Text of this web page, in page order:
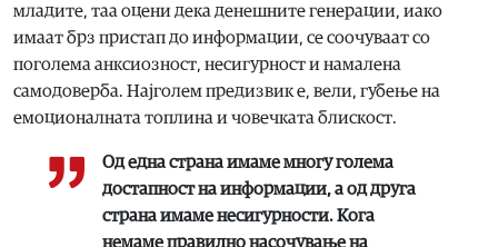
младите, таа оцени дека денешните генерации, иако
имаат брз пристап до информации, се соочуваат со
поголема анксиозност, несигурност и намалена
самодоверба. Најголем предизвик е, вели, губење на
емоционалната топлина и човечката блискост.
Од една страна имаме многу голема
достапност на информации, а од друга
страна имаме несигурности. Кога
немаме правилно насочување на